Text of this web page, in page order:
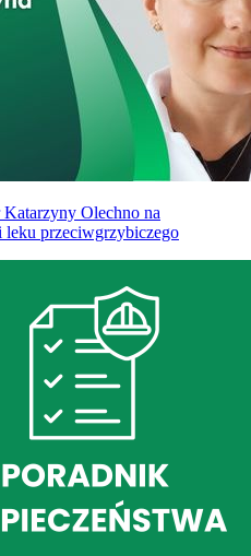
Olechno na
leku przeciwgrzybiczego